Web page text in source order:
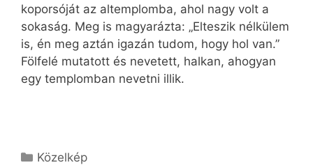
koporsóját az altemplomba, ahol nagy volt a
sokaság. Meg is magyarázta: „Elteszik nélkülem
is, én meg aztán igazán tudom, hogy hol van.”
Fölfelé mutatott és nevetett, halkan, ahogyan
egy templomban nevetni illik.
Kategória
Közelkép